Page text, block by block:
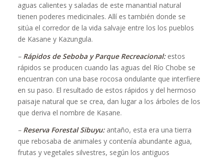
aguas calientes y saladas de este manantial natural
tienen poderes medicinales. Allí es también donde se
sitúa el corredor de la vida salvaje entre los los pueblos
de Kasane y Kazungula.
– Rápidos de Seboba y Parque Recreacional:estos
rápidos se producen cuando las aguas del Río Chobe se
encuentran con una base rocosa ondulante que interfiere
en su paso. El resultado de estos rápidos y del hermoso
paisaje natural que se crea, dan lugar a los árboles de los
que deriva el nombre de Kasane.
– Reserva Forestal Sibuyu:antaño, esta era una tierra
que rebosaba de animales y contenía abundante agua,
frutas y vegetales silvestres, según los antiguos